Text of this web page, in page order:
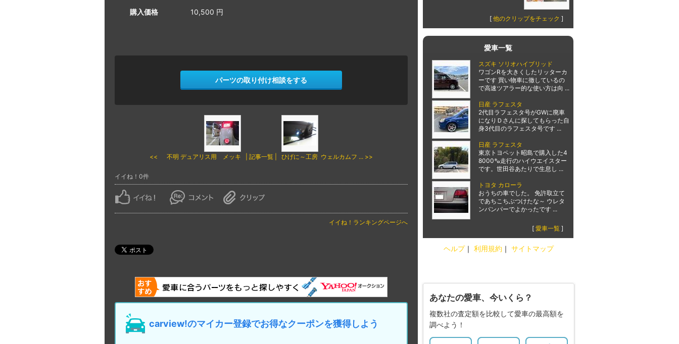
購入価格 10,500 円
パーツの取り付け相談をする
<< 不明 デュアリス用 メッキ | 記事一覧 | ひげに～工房 ウェルカムフ ... >>
イイね！0件
イイね！ランキングページへ
carview!のマイカー登録でお得なクーポンを獲得しよう
[ 他のクリップをチェック ]
愛車一覧
スズキ ソリオハイブリッド
ワゴンRを大きくしたリッターカ
ーです 買い物車に徹しているの
で高速ツアラー的な使い方は向 ...
日産 ラフェスタ
2代目ラフェスタ号がGWに廃車
になりＤさんに探してもらった自
身3代目のラフェスタ号です ...
日産 ラフェスタ
東京トヨペット昭島で購入した4
8000㌔走行のハイウエイスター
です。世田谷あたりで生息し ...
トヨタ カローラ
おうちの車でした。 免許取立て
であちこちぶつけたな～ ウレタ
ンバンパーでよかったです ...
[ 愛車一覧 ]
ヘルプ｜ 利用規約 ｜ サイトマップ
あなたの愛車、今いくら？
複数社の査定額を比較して愛車の最高額を
調べよう！